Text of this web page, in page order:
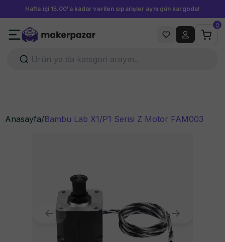
Hafta içi 15.00'a kadar verilen siparişler aynı gün kargoda!
0
Anasayfa/Bambu Lab X1/P1 Serisi Z Motor FAM003